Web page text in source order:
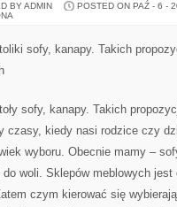
BY ADMIN POSTED ON PAŹ - 6 -
sofy, kanapy. Takich
sofy, kanapy. Takich
czasy, kiedy nasi rodzice czy
wyboru. Obecnie mamy –
do woli. Sklepów meblowych
czym kierować się